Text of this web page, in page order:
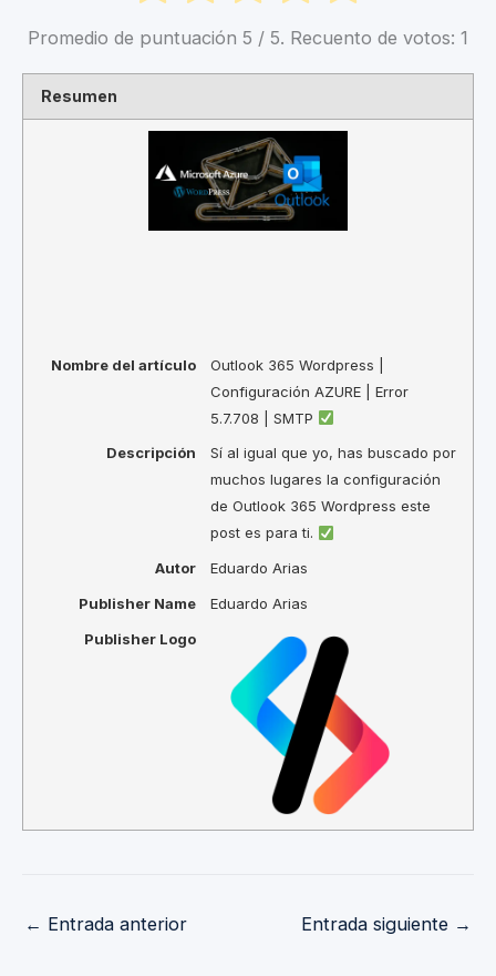
Promedio de puntuación 5 / 5. Recuento de votos: 1
Resumen
Nombre del artículo
Outlook 365 Wordpress |
Configuración AZURE | Error
5.7.708 | SMTP
Descripción
Sí al igual que yo, has buscado por
muchos lugares la configuración
de Outlook 365 Wordpress este
post es para ti.
Autor
Eduardo Arias
Publisher Name
Eduardo Arias
Publisher Logo
← Entrada anterior Entrada siguiente →